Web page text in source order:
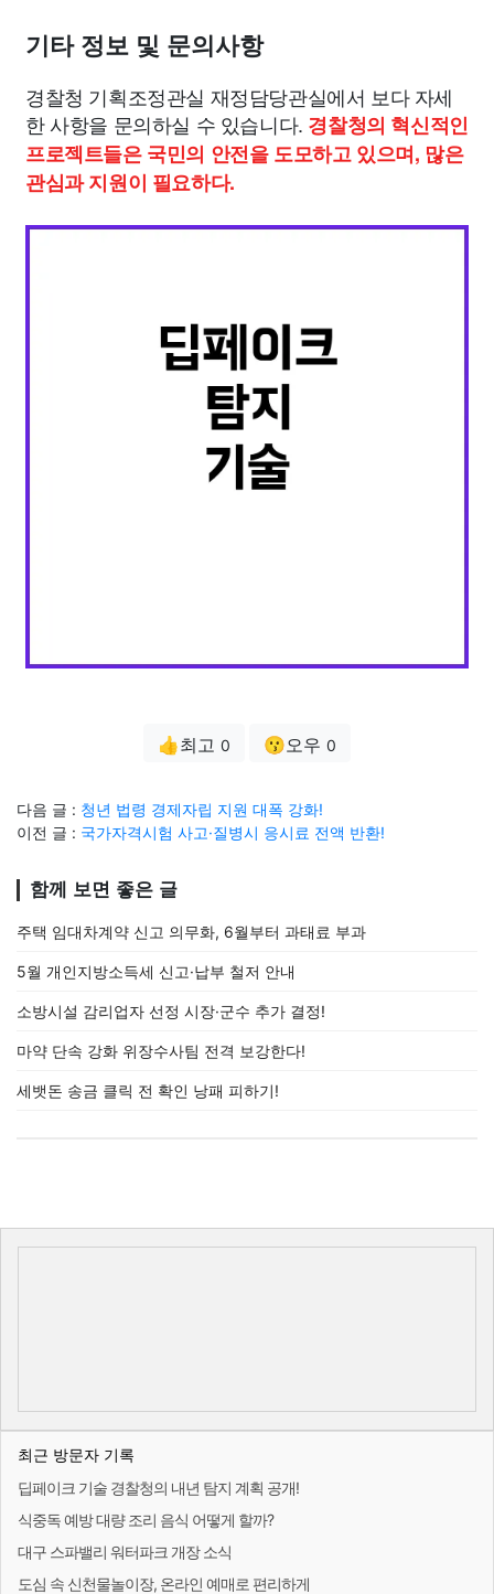
기타 정보 및 문의사항
경찰청 기획조정관실 재정담당관실에서 보다 자세
한 사항을 문의하실 수 있습니다. 경찰청의 혁신적인
프로젝트들은 국민의 안전을 도모하고 있으며, 많은
관심과 지원이 필요하다.
👍최고 0 😗오우 0
다음 글 : 청년 법령 경제자립 지원 대폭 강화!
이전 글 : 국가자격시험 사고·질병시 응시료 전액 반환!
함께 보면 좋은 글
주택 임대차계약 신고 의무화, 6월부터 과태료 부과
5월 개인지방소득세 신고·납부 철저 안내
소방시설 감리업자 선정 시장·군수 추가 결정!
마약 단속 강화 위장수사팀 전격 보강한다!
세뱃돈 송금 클릭 전 확인 낭패 피하기!
최근 방문자 기록
딥페이크 기술 경찰청의 내년 탐지 계획 공개!
식중독 예방 대량 조리 음식 어떻게 할까?
대구 스파밸리 워터파크 개장 소식
도심 속 신천물놀이장, 온라인 예매로 편리하게